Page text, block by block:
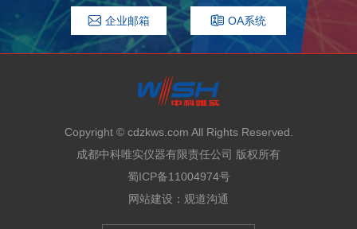
企业邮箱 OA系统
Copyright © cdzkws.com All Rights Reserved.
成都中科唯实仪器有限责任公司 版权所有
蜀ICP备11004974号
网站建设 ： 观道沟通